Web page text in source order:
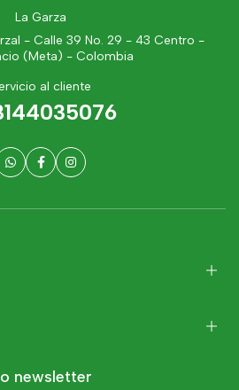
La Garza
- Calle 39 No. 29 - 43 Centro -
(Meta) - Colombia
al cliente
newsletter